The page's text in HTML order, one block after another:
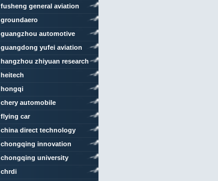
fusheng general aviation
groundaero
guangzhou automotive
group
guangdong yufei aviation
investment
hangzhou zhiyuan research
institute
heitech
hongqi
chery automobile
flying car
china direct technology
chongqing innovation
center
chongqing university
chrdi